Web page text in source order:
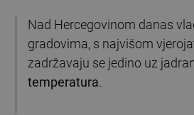
Nad Hercegovinom danas
gradovima, s najvišom
zadržavaju se jedino uz
temperatura.